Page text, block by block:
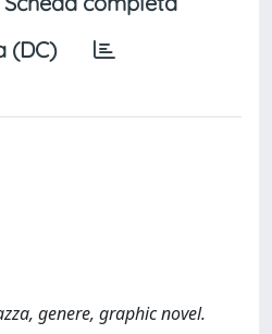
(DC)
genere, graphic novel.